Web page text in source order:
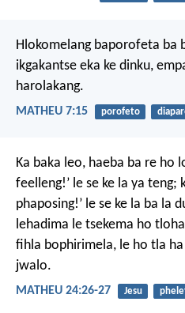
Hlokomelang baporofeta ba
ikgakantse eka ke dinku,
harolakang.
MATHEU 7:15 porofeto
Ka baka leo, haeba ba re ho
feelleng!’ le se ke la ya teng;
phaposing!’ le se ke la ba la
lehadima le tsekema ho
fihla bophirimela, le ho tla
jwalo.
MATHEU 24:26-27 Jesu